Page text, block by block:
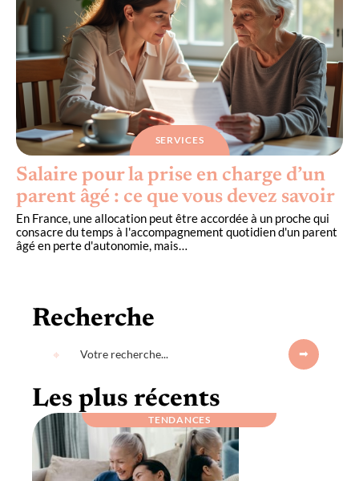
SERVICES
Salaire pour la prise en charge d’un
parent âgé : ce que vous devez savoir
En France, une allocation peut être accordée à un proche qui
consacre du temps à l'accompagnement quotidien d'un parent
âgé en perte d'autonomie, mais
Recherche
Les plus récents
TENDANCES